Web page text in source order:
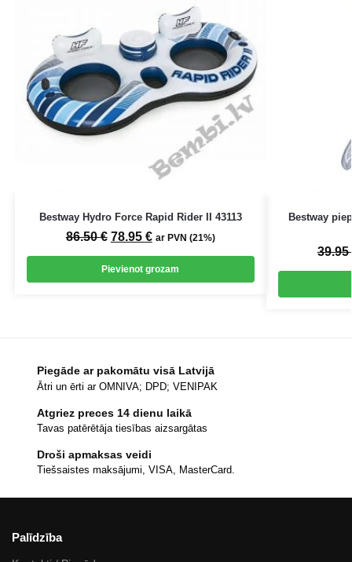
Bestway Hydro Force Rapid Rider II 43113
86.50€ 78.95 € ar PVN (21%)
Pievienot grozam
Bestway
39.95
Piegāde ar pakomātu visā Latvijā
Ātri un ērti ar OMNIVA; DPD; VENIPAK
Atgriez preces 14 dienu laikā
Tavas patērētāja tiesības aizsargātas
Droši apmaksas veidi
Tiešsaistes maksājumi, VISA, MasterCard.
Palīdzība